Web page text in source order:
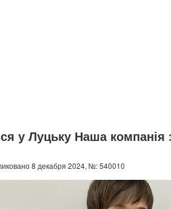
у Луцьку Наша компанія
8 декабря 2024, №: 540010